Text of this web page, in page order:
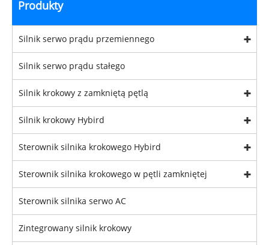
Produkty
Silnik serwo prądu przemiennego
Silnik serwo prądu stałego
Silnik krokowy z zamkniętą pętlą
Silnik krokowy Hybird
Sterownik silnika krokowego Hybird
Sterownik silnika krokowego w pętli zamkniętej
Sterownik silnika serwo AC
Zintegrowany silnik krokowy